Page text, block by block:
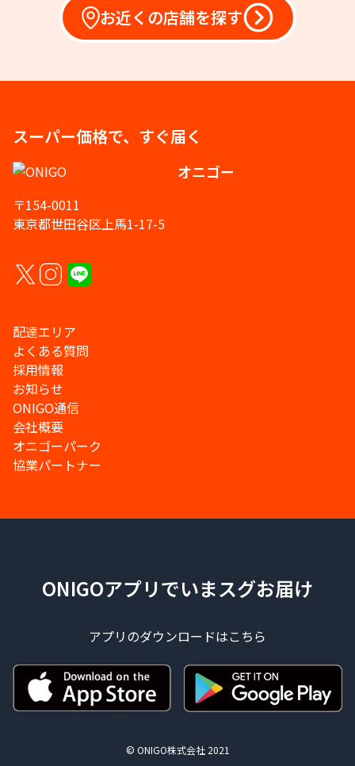
お近くの店舗を探す
スーパー価格で、すぐ届く
オニゴー
〒154-0011
東京都世田谷区上馬1-17-5
配達エリア
よくある質問
採用情報
お知らせ
ONIGO通信
会社概要
オニゴーパーク
協業パートナー
ONIGOアプリでいまスグお届け
アプリのダウンロードはこちら
© ONIGO株式会社 2021